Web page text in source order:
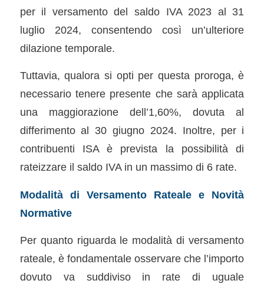
per il versamento del saldo IVA 2023 al 31
luglio 2024, consentendo così un’ulteriore
dilazione temporale.
Tuttavia, qualora si opti per questa proroga, è
necessario tenere presente che sarà applicata
una maggiorazione dell’1,60%, dovuta al
differimento al 30 giugno 2024. Inoltre, per i
contribuenti ISA è prevista la possibilità di
rateizzare il saldo IVA in un massimo di 6 rate.
Modalità di Versamento Rateale e Novità
Normative
Per quanto riguarda le modalità di versamento
rateale, è fondamentale osservare che l’importo
dovuto va suddiviso in rate di uguale